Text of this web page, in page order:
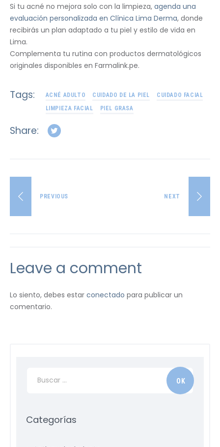
Si tu acné no mejora solo con la limpieza, agenda una
evaluación personalizada en Clínica Lima Derma, donde
recibirás un plan adaptado a tu piel y estilo de vida en
Lima.
Complementa tu rutina con productos dermatológicos
originales disponibles en Farmalink.pe.
Tags: ACNÉ ADULTO CUIDADO DE LA PIEL
CUIDADO FACIAL
LIMPIEZA FACIAL
PIEL GRASA
Share:
PREVIOUS NEXT
Leave a comment
Lo siento, debes estar conectado para publicar un
comentario.
Categorías